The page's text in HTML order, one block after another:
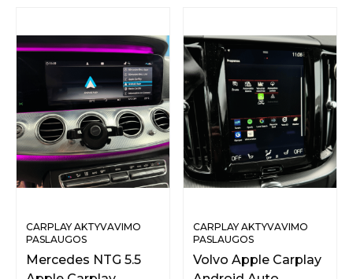
CARPLAY AKTYVAVIMO
PASLAUGOS
Mercedes NTG 5.5
CARPLAY AKTYVAVIMO
PASLAUGOS
Volvo Apple Carplay